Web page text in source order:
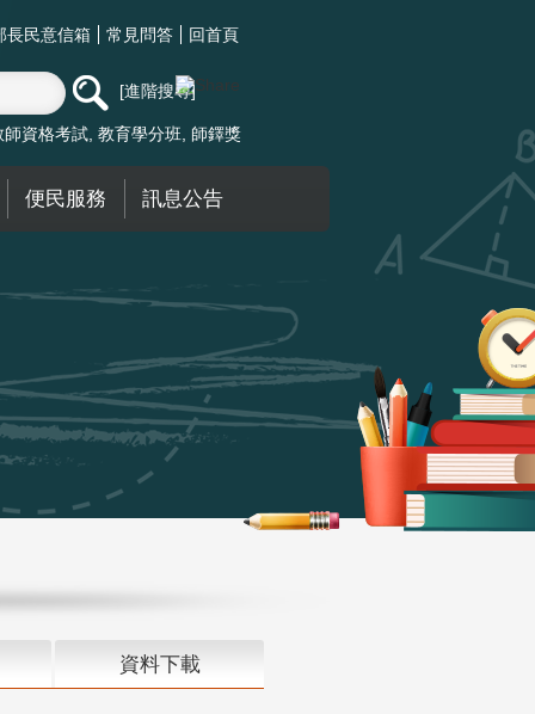
長民意信箱 常見問答 回首頁
進階搜尋
師資格考試 教育學分班 師鐸獎
便民服務 訊息公告
資料下載